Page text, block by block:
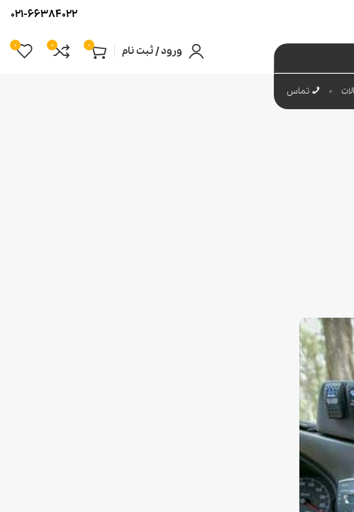
021-66384022
ورود / ثبت نام 0
0
0
تماس